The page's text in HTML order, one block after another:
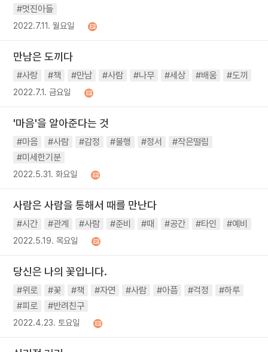
#멋진아들
2022.7.11. 월요일
만남은 도끼다
#사랑 #책 #만남 #사람 #나무 #세상 #배움 #도끼
2022.7.1. 금요일
'마음'을 알아준다는 것
#마음 #사람 #감정 #불행 #정서
#작은떨림
#미세한기분
2022.5.31. 화요일
사람은 사람을 통해서 때를 만난다
#시간 #관계 #사람 #준비 #때 #공간 #타인 #예비
2022.5.19. 목요일
당신은 나의 꽃입니다.
#위로 #꽃 #책 #자연 #사람 #아픔 #걱정
#하루
#피로
#반려친구
2022.4.23. 토요일